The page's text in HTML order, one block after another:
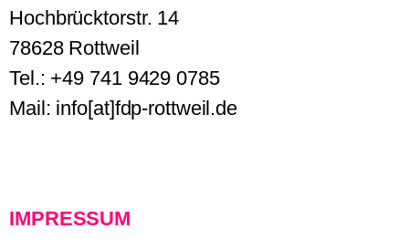
Hochbrücktorstr. 14
78628 Rottweil
Tel.: +49 741 9429 0785
Mail: info[at]fdp-rottweil.de
IMPRESSUM